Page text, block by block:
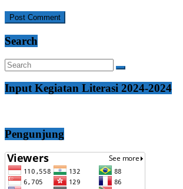
Search
Input Kegiatan Literasi 2024-2024
Pengunjung